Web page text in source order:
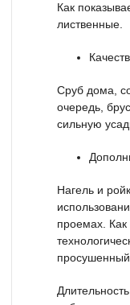
Как
лиственные.
Сруб дома,
очередь,
сильную
Нагель и
проемах. Как